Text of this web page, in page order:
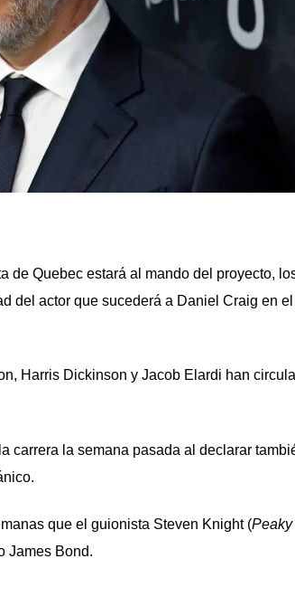
de Quebec estará al mando del proyecto,
del actor que sucederá a Daniel Craig en el
Harris Dickinson y Jacob Elardi han
carrera la semana pasada al declarar
que el guionista Steven Knight (
James Bond.